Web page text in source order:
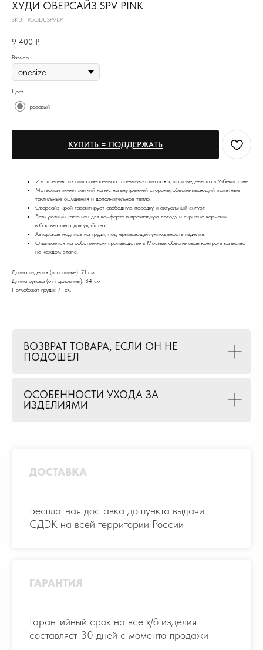
ХУДИ ОВЕРСАЙЗ SPV PINK
SKU: HOODUSPVBP
9 400 ₽
Размер
Цвет
розовый
КУПИТЬ = ПОДДЕРЖАТЬ
Изготовлено из гипоаллергенного премиум-трикотажа, произведенного в Узбекистане.
Материал имеет мягкий начёс на внутренней стороне, обеспечивающий приятные
тактильные ощущения и дополнительное тепло.
Оверсайз-крой гарантирует свободную посадку и актуальный силуэт.
Есть уютный капюшон для комфорта в прохладную погоду и скрытые карманы
в боковых швах для удобства.
Авторская надпись на груди, подчеркивающей уникальность изделия.
Отшивается на собственном производстве в Москве, обеспечивая контроль качества
на каждом этапе.
Длина изделия (по спинке): 71 см
Длина рукава (от горловины): 84 см
Полуобхват груди: 71 см
ВОЗВРАТ ТОВАРА, ЕСЛИ ОН НЕ
ПОДОШЕЛ
ОСОБЕННОСТИ УХОДА ЗА
ИЗДЕЛИЯМИ
ДОСТАВКА
Бесплатная доставка до пункта выдачи
СДЭК на всей территории России
ГАРАНТИЯ
Гарантийный срок на все х/б изделия
составляет 30 дней с момента продажи